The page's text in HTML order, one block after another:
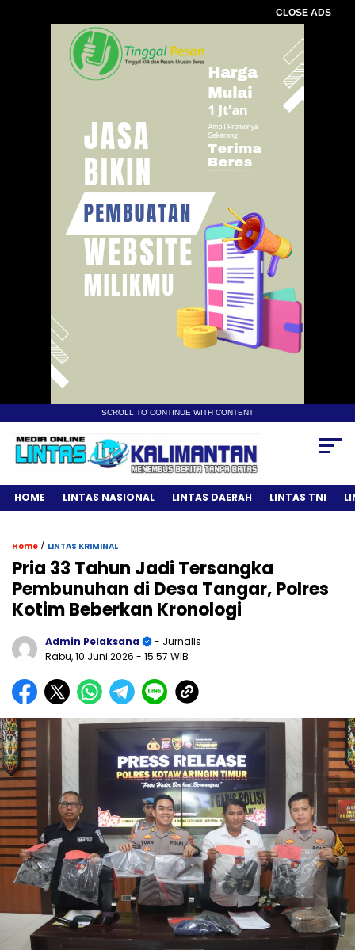
CLOSE ADS
SCROLL TO CONTINUE WITH CONTENT
HOME LINTAS NASIONAL LINTAS DAERAH LINTAS TNI
Home / LINTAS KRIMINAL
Pria 33 Tahun Jadi Tersangka
Pembunuhan di Desa Tangar, Polres
Kotim Beberkan Kronologi
Admin Pelaksana
- Jurnalis
Rabu, 10 Juni 2026 - 15:57 WIB